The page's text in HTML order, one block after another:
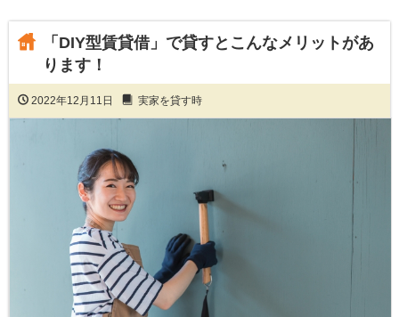
「DIY型賃貸借」で貸すとこんなメリットがあ
ります！
2022年12月11日 実家を貸す時